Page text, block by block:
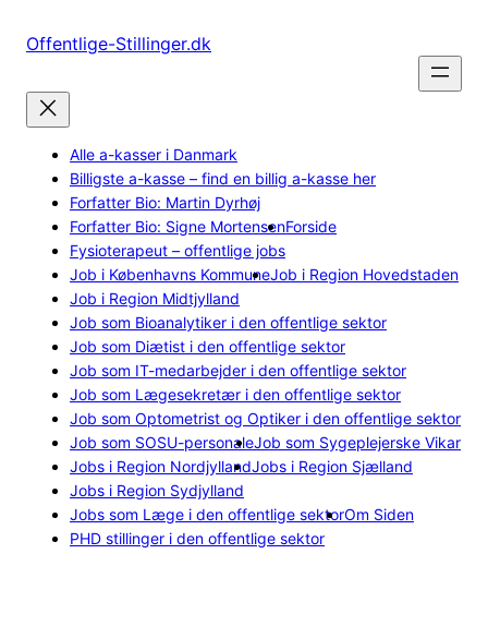
Offentlige-Stillinger.dk
Alle a-kasser i Danmark
Billigste a-kasse – find en billig a-kasse her
Forfatter Bio: Martin Dyrhøj
Forfatter Bio: Signe MortensenForside
Fysioterapeut – offentlige jobs
Job i Københavns KommuneJob i Region Hovedstaden
Job i Region Midtjylland
Job som Bioanalytiker i den offentlige sektor
Job som Diætist i den offentlige sektor
Job som IT-medarbejder i den offentlige sektor
Job som Lægesekretær i den offentlige sektor
Job som Optometrist og Optiker i den offentlige sektor
Job som SOSU-personaleJob som Sygeplejerske Vikar
Jobs i Region NordjyllandJobs i Region Sjælland
Jobs i Region Sydjylland
Jobs som Læge i den offentlige sektorOm Siden
PHD stillinger i den offentlige sektor